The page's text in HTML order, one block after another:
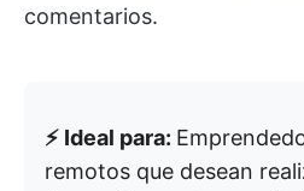
comentarios.
⚡️ Ideal para:
remotos que desean